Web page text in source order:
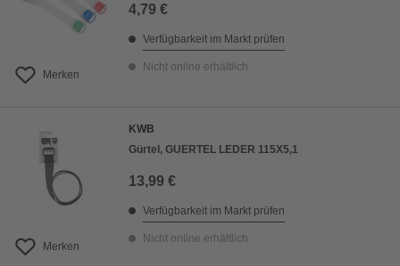
Merken
4,79 €
Verfügbarkeit im Markt prüfen
Nicht online erhältlich
Merken
KWB
Gürtel, GUERTEL LEDER 115X5,1
13,99 €
Verfügbarkeit im Markt prüfen
Nicht online erhältlich